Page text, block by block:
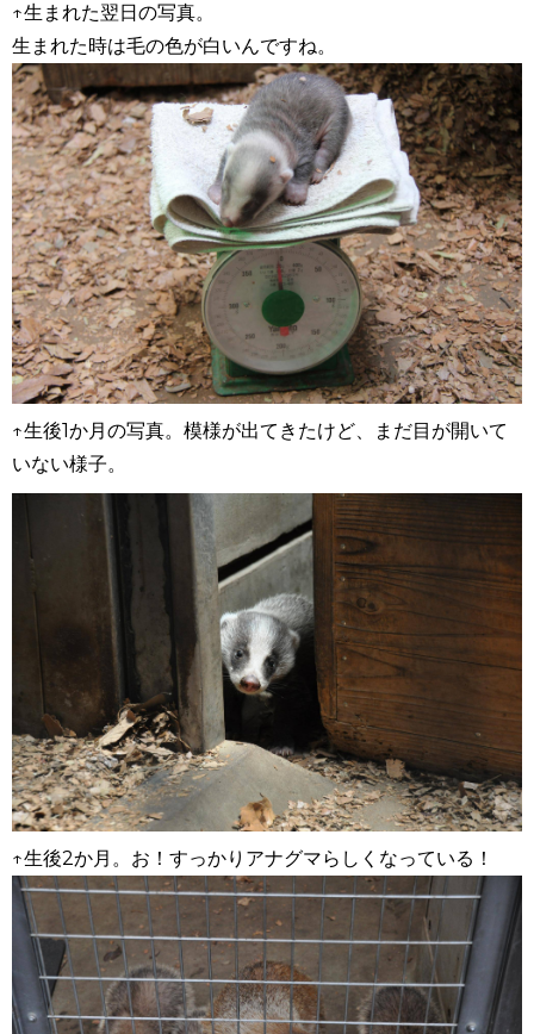
↑生まれた翌日の写真。
生まれた時は毛の色が白いんですね。
↑生後1か月の写真。模様が出てきたけど、まだ目が開いて
いない様子。
↑生後2か月。お！すっかりアナグマらしくなっている！